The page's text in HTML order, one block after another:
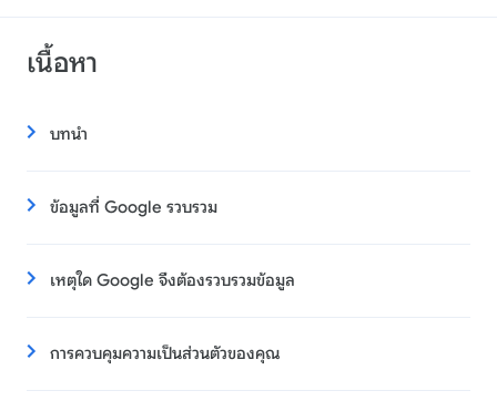
เนื้อหา
บทนำ
ข้อมูลที่ Google รวบรวม
เหตุใด Google จึงต้องรวบรวมข้อมูล
การควบคุมความเป็นส่วนตัวของคุณ